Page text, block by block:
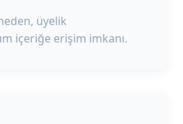
üyelik
içeriğe erişim imkanı.